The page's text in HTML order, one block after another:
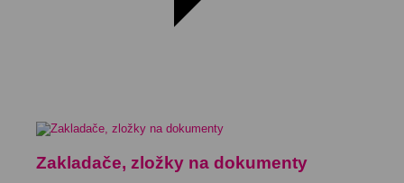
Zakladače, zložky na dokumenty